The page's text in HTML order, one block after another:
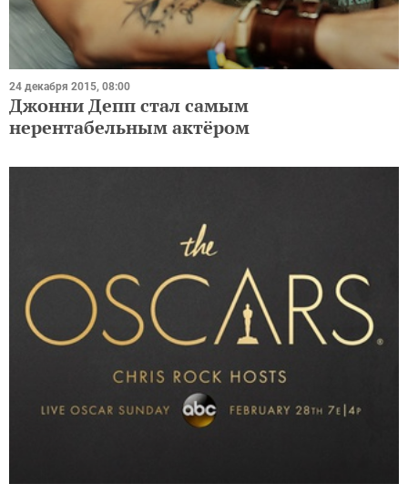
24 декабря 2015, 08:00
Джонни Депп стал самым
нерентабельным актёром